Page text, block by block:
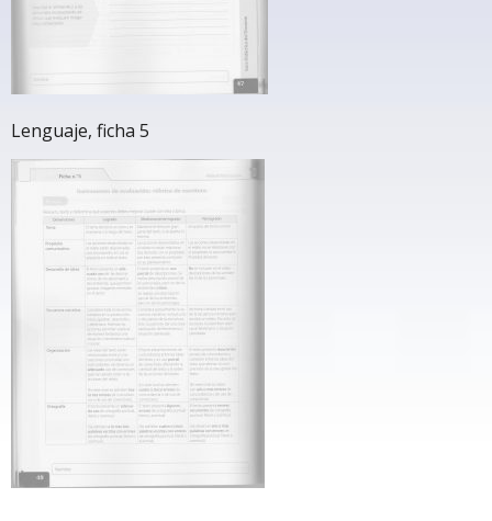
Lenguaje, ficha 5